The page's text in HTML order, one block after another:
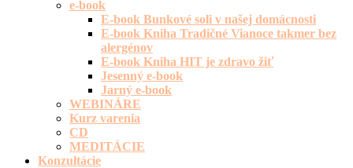
e-book
E-book Bunkové soli v našej domácnosti
E-book Kniha Tradičné Vianoce takmer bez
alergénov
E-book Kniha HIT je zdravo žiť
Jesenný e-book
Jarný e-book
WEBINÁRE
Kurz varenia
CD
MEDITÁCIE
Konzultácie